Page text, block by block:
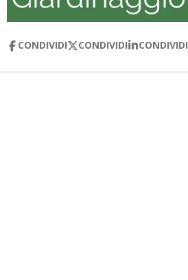
CONDIVIDI CONDIVIDI CONDIVIDI